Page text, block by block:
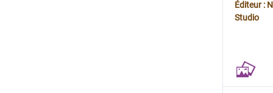
Éditeur :
Studio